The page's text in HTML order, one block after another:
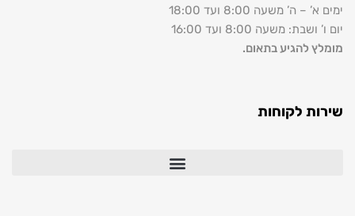
– ה’ משעה 8:00 ועד 18:00
משעה 8:00 ועד 16:00
להגיע בתאום.
לקוחות